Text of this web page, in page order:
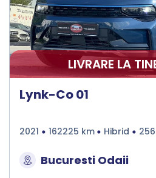
LIVRARE LA
Lynk-Co 01
2021 162225 km Hibrid
Bucuresti Odaii